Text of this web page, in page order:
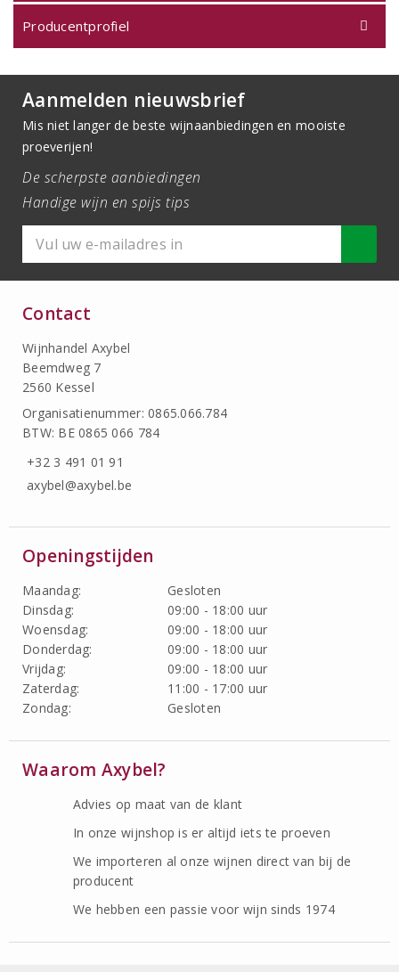
Producentprofiel
Aanmelden nieuwsbrief
Mis niet langer de beste wijnaanbiedingen en mooiste
proeverijen!
De scherpste aanbiedingen
Handige wijn en spijs tips
Contact
Wijnhandel Axybel
Beemdweg 7
2560 Kessel
Organisatienummer: 0865.066.784
BTW: BE 0865 066 784
+32 3 491 01 91
axybel@axybel.be
Openingstijden
Maandag:
Gesloten
Dinsdag:
09:00 - 18:00 uur
Woensdag:
09:00 - 18:00 uur
Donderdag:
09:00 - 18:00 uur
Vrijdag:
09:00 - 18:00 uur
Zaterdag:
11:00 - 17:00 uur
Zondag:
Gesloten
Waarom Axybel?
Advies op maat van de klant
In onze wijnshop is er altijd iets te proeven
We importeren al onze wijnen direct van bij de
producent
We hebben een passie voor wijn sinds 1974